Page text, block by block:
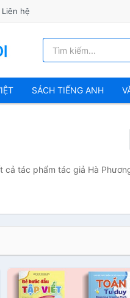
Liên hệ
SÁCH TIẾNG ANH
cả tác phẩm tác giả Hà